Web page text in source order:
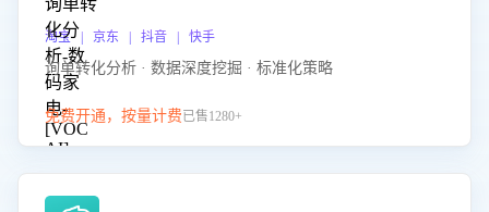
淘宝 | 京东 | 抖音 | 快手
询单转化分析 · 数据深度挖掘 · 标准化策略
免费开通，按量计费已售1280+